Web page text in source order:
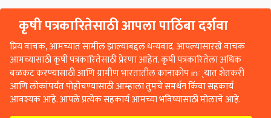
कृषी पत्रकारितेसाठी आपला पाठिंबा दर्शवा
प्रिय वाचक, आमच्यात सामील झाल्याबद्दल धन्यवाद. आपल्यासारखे वाचक
आमच्यासाठी कृषी पत्रकारितेसाठी प्रेरणा आहेत. कृषी पत्रकारितेला अधिक
बळकट करण्यासाठी आणि ग्रामीण भारतातील कानाकोप in्यात शेतकरी
आणि लोकांपर्यंत पोहोचण्यासाठी आम्हाला तुमचे समर्थन किंवा सहकार्य
आवश्यक आहे. आपले प्रत्येक सहकार्य आमच्या भविष्यासाठी मोलाचे आहे.